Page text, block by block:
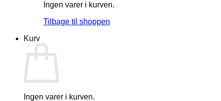
Ingen varer i kurven.
Tilbage til shoppen
Kurv
Ingen varer i kurven.